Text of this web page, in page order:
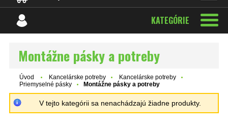
KATEGÓRIE
Montážne pásky a potreby
Úvod Kancelárske potreby
Kancelárske potreby
Priemyselné pásky
Montážne pásky a potreby
V tejto kategórii sa nenachádzajú žiadne produkty.